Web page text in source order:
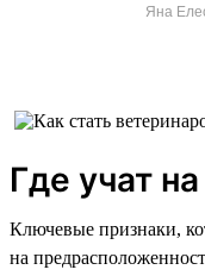
Яна
Где учат
Ключевые признаки,
на